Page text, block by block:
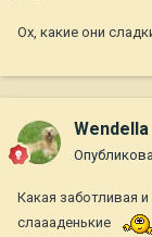
Ох, какие они
Wendella
Какая заботливая
слаааденькие